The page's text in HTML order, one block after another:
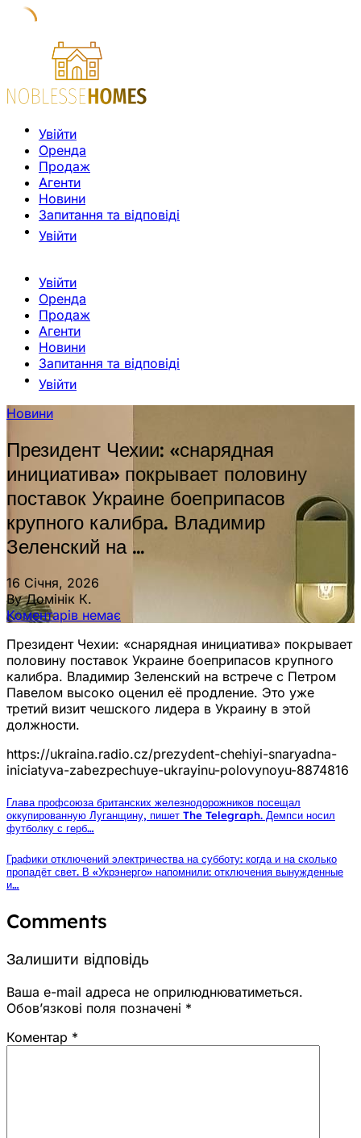
Увійти
Оренда
Продаж
Агенти
Новини
Запитання та відповіді
Увійти
Увійти
Оренда
Продаж
Агенти
Новини
Запитання та відповіді
Увійти
Новини
Президент Чехии: «снарядная
инициатива» покрывает половину
поставок Украине боеприпасов
крупного калибра. Владимир
Зеленский на …
16 Січня, 2026
By Домінік К.
Коментарів немає
Президент Чехии: «снарядная инициатива» покрывает
половину поставок Украине боеприпасов крупного
калибра. Владимир Зеленский на встрече с Петром
Павелом высоко оценил её продление. Это уже
третий визит чешского лидера в Украину в этой
должности.
https://ukraina.radio.cz/prezydent-chehiyi-snaryadna-
iniciatyva-zabezpechuye-ukrayinu-polovynoyu-8874816
Глава профсоюза британских железнодорожников посещал
оккупированную Луганщину, пишет The Telegraph. Демпси носил
футболку с герб…
Графики отключений электричества на субботу: когда и на сколько
пропадёт свет. В «Укрэнерго» напомнили: отключения вынужденные
и…
Comments
Залишити відповідь
Ваша e-mail адреса не оприлюднюватиметься.
Обов’язкові поля позначені *
Коментар *